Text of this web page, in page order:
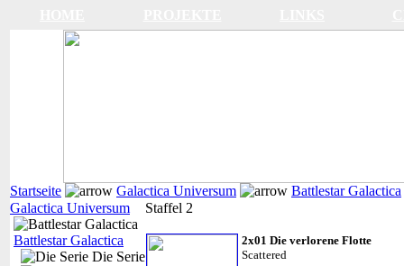
Startseite Galactica Universum
Battlestar Galactica
Galactica Universum
Battlestar Galactica
Die Serie
Staffel 2
2x01 Die verlorene Flotte
Scattered